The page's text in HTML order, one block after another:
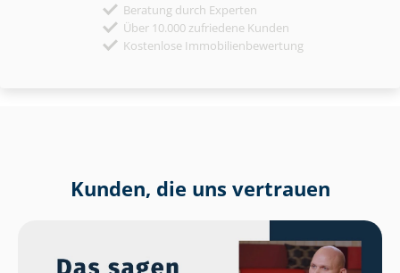
Beratung durch Experten
Über 10.000 zufriedene Kunden
Kostenlose Immobilienbewertung
Kunden, die uns vertrauen